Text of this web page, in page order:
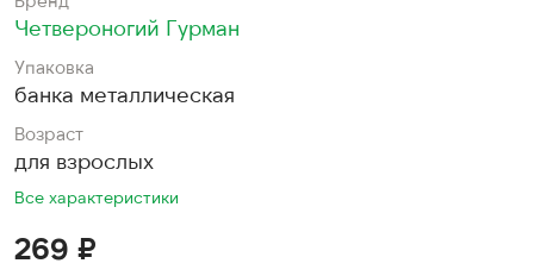
Четвероногий Гурман
Упаковка
банка металлическая
Возраст
для взрослых
Все характеристики
269 ₽